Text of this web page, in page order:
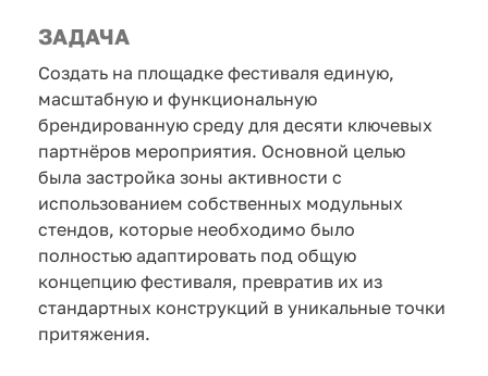
ЗАДАЧА
Создать на площадке фестиваля единую,
масштабную и функциональную
брендированную среду для десяти ключевых
партнёров мероприятия. Основной целью
была застройка зоны активности с
использованием собственных модульных
стендов, которые необходимо было
полностью адаптировать под общую
концепцию фестиваля, превратив их из
стандартных конструкций в уникальные точки
притяжения.